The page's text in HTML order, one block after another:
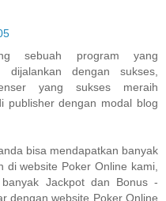
sebuah program yang
dijalankan dengan sukses,
yang sukses meraih
publisher dengan modal blog
bisa mendapatkan banyak
di website Poker Online kami,
Jackpot dan Bonus -
dengan website Poker Online